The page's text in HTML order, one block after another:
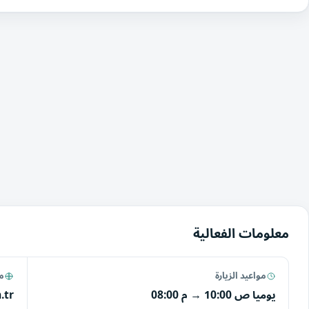
معلومات الفعالية
مواعيد الزيارة
يوميا10:00 ص → 08:00 م